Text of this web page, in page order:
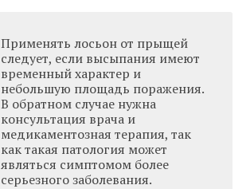
Применять лосьон от прыщей
следует, если высыпания имеют
временный характер и
небольшую площадь поражения.
В обратном случае нужна
консультация врача и
медикаментозная терапия, так
как такая патология может
являться симптомом более
серьезного заболевания.